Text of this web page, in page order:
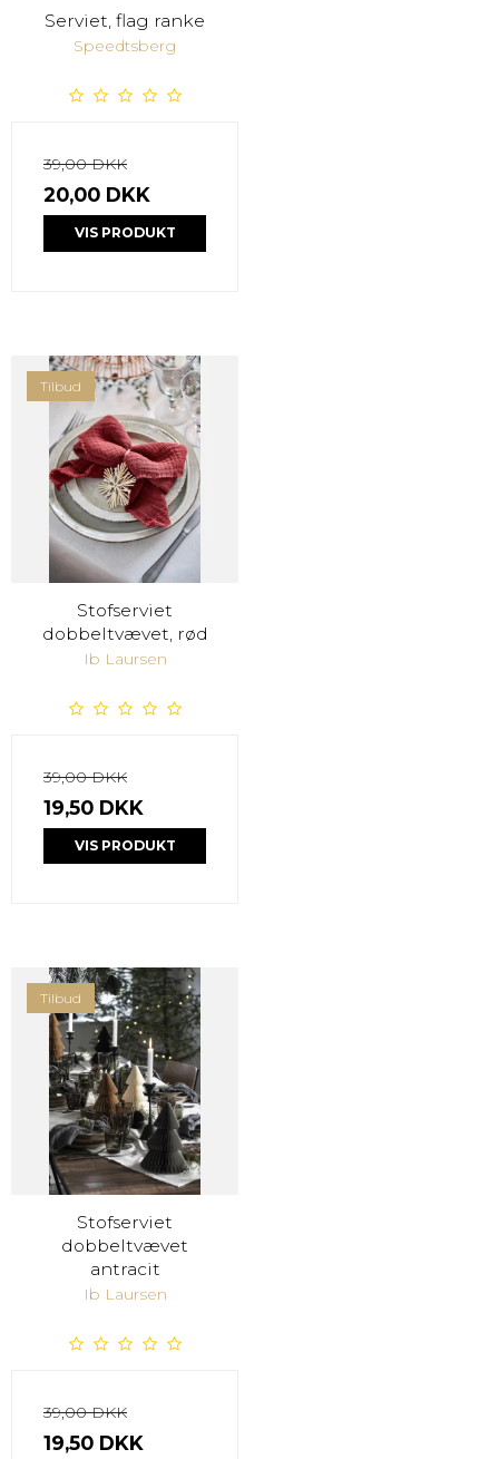
Serviet, flag ranke
Speedtsberg
39,00 DKK
20,00 DKK
VIS PRODUKT
Tilbud
Stofserviet
dobbeltvævet, rød
Ib Laursen
39,00 DKK
19,50 DKK
VIS PRODUKT
Tilbud
Stofserviet
dobbeltvævet
antracit
Ib Laursen
39,00 DKK
19,50 DKK